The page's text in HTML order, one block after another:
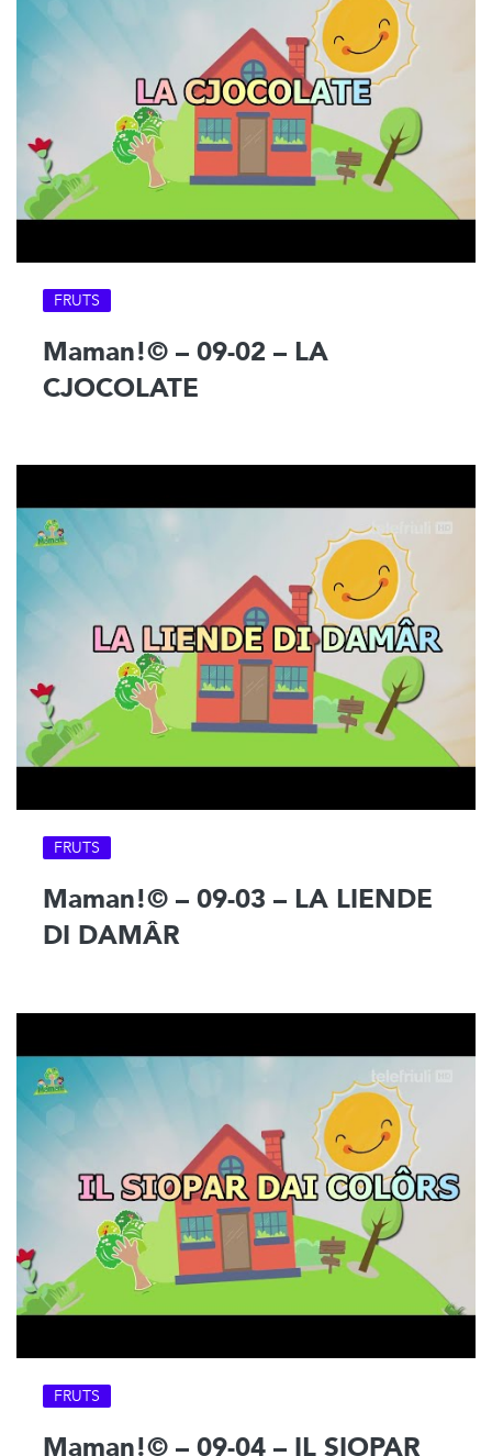
FRUTS
Maman!© – 09-02 – LA
CJOCOLATE
FRUTS
Maman!© – 09-03 – LA LIENDE
DI DAMÂR
FRUTS
Maman!© – 09-04 – IL SIOPAR